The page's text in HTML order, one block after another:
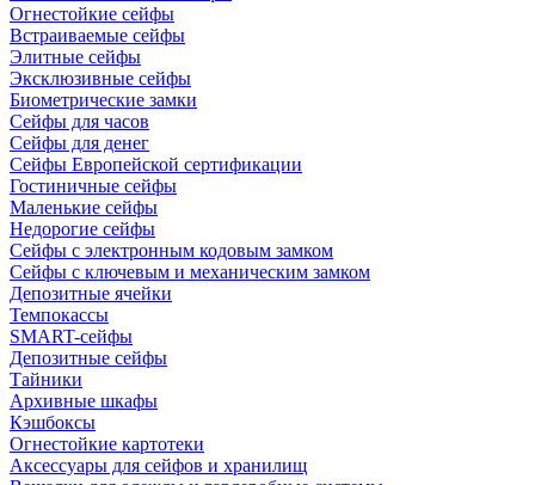
Огнестойкие сейфы
Встраиваемые сейфы
Элитные сейфы
Эксклюзивные сейфы
Биометрические замки
Сейфы для часов
Сейфы для денег
Сейфы Европейской сертификации
Гостиничные сейфы
Маленькие сейфы
Недорогие сейфы
Сейфы с электронным кодовым замком
Сейфы с ключевым и механическим замком
Депозитные ячейки
Темпокассы
SMART-сейфы
Депозитные сейфы
Тайники
Архивные шкафы
Кэшбоксы
Огнестойкие картотеки
Аксессуары для сейфов и хранилищ